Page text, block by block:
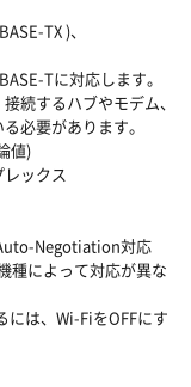
TX )、
Tに対応します。
続するハブやモデム、
必要があります。
値)
ックス
Negotiation対応
種によって対応が異な
は、Wi-FiをOFFにす